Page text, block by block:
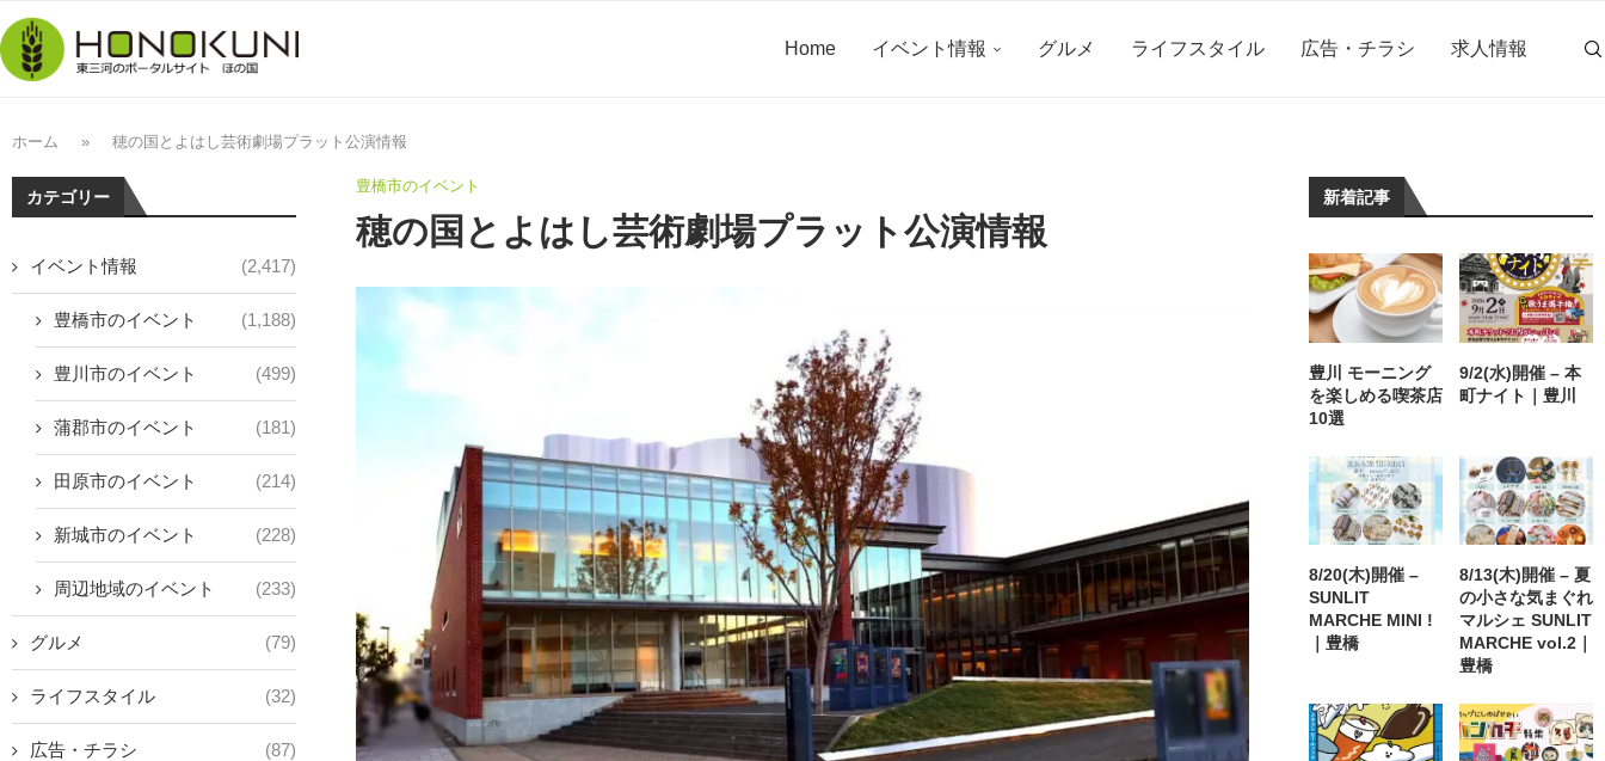
Home イベント情報 グルメ ライフスタイル 広告・チラシ 求人情報
ホーム » 穂の国とよはし芸術劇場プラット公演情報
豊橋市のイベント
穂の国とよはし芸術劇場プラット公演情報
新着記事
豊川 モーニング
を楽しめる喫茶店
10選
9/2(水)開催 – 本
町ナイト｜豊川
8/20(木)開催 –
SUNLIT
MARCHE MINI !
｜豊橋
8/13(木)開催 – 夏
の小さな気まぐれ
マルシェ SUNLIT
MARCHE vol.2｜
豊橋
カテゴリー
イベント情報 (2,417)
豊橋市のイベント (1,188)
豊川市のイベント (499)
蒲郡市のイベント (181)
田原市のイベント (214)
新城市のイベント (228)
周辺地域のイベント (233)
グルメ (79)
ライフスタイル (32)
広告・チラシ (87)